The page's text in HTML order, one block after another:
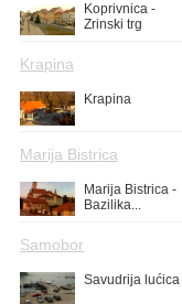
Koprivnica -
Zrinski trg
Krapina
Krapina
Marija Bistrica
Marija Bistrica -
Bazilika...
Samobor
Savudrija lućica